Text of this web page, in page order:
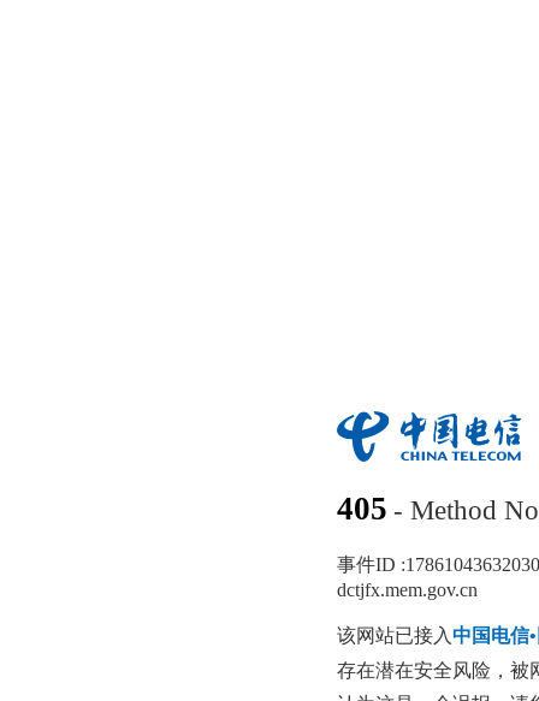
405 - Method
事件ID :
dctjfx.mem.gov.cn
该网站已接入中国电信
存在潜在安全风险，被